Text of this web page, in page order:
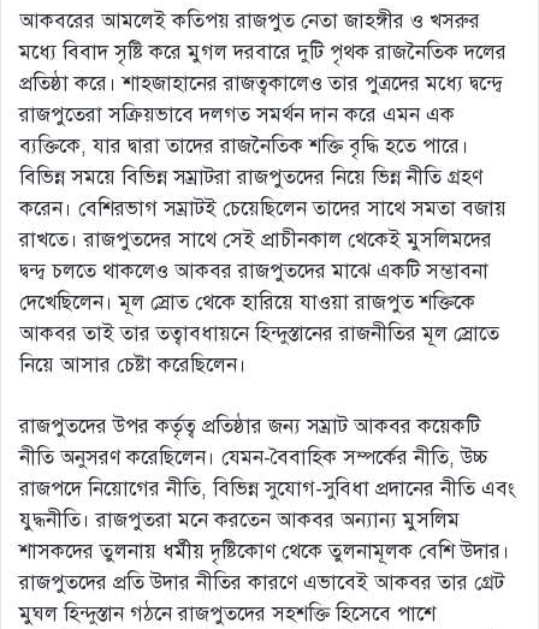
আকবরের আমলেই কতিপয় রাজপুত নেতা জাহঙ্গীর ও খসরুর
মধ্যে বিবাদ সৃষ্টি করে মুগল দরবারে দুটি পৃথক রাজনৈতিক দলের
প্রতিষ্ঠা করে। শাহজাহানের রাজত্বকালেও তার পুত্রদের মধ্যে দ্বন্দ্বে
রাজপুতেরা সক্রিয়ভাবে দলগত সমর্থন দান করে এমন এক
ব্যক্তিকে, যার দ্বারা তাদের রাজনৈতিক শক্তি বৃদ্ধি হতে পারে।
বিভিন্ন সময়ে বিভিন্ন সম্রাটরা রাজপুতদের নিয়ে ভিন্ন নীতি গ্রহণ
করেন। বেশিরভাগ সম্রাটই চেয়েছিলেন তাদের সাথে সমতা বজায়
রাখতে। রাজপুতদের সাথে সেই প্রাচীনকাল থেকেই মুসলিমদের
দ্বন্দ্ব চলতে থাকলেও আকবর রাজপুতদের মাঝে একটি সম্ভাবনা
দেখেছিলেন। মূল স্রোত থেকে হারিয়ে যাওয়া রাজপুত শক্তিকে
আকবর তাই তার তত্বাবধায়নে হিন্দুস্তানের রাজনীতির মূল স্রোতে
নিয়ে আসার চেষ্টা করেছিলেন।
রাজপুতদের উপর কর্তৃত্ব প্রতিষ্ঠার জন্য সম্রাট আকবর কয়েকটি
নীতি অনুসরণ করেছিলেন। যেমন-বৈবাহিক সম্পর্কের নীতি, উচ্চ
রাজপদে নিয়োগের নীতি, বিভিন্ন সুযোগ-সুবিধা প্রদানের নীতি এবং
যুদ্ধনীতি। রাজপুতরা মনে করতেন আকবর অন্যান্য মুসলিম
শাসকদের তুলনায় ধর্মীয় দৃষ্টিকোণ থেকে তুলনামূলক বেশি উদার।
রাজপুতদের প্রতি উদার নীতির কারণে এভাবেই আকবর তার গ্রেট
মুঘল হিন্দুস্তান গঠনে রাজপুতদের সহশক্তি হিসেবে পাশে